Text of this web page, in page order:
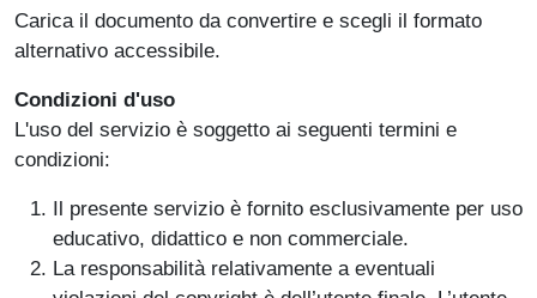
Carica il documento da convertire e scegli il formato
alternativo accessibile.
Condizioni d'uso
L'uso del servizio è soggetto ai seguenti termini e
condizioni:
Il presente servizio è fornito esclusivamente per uso
educativo, didattico e non commerciale.
La responsabilità relativamente a eventuali